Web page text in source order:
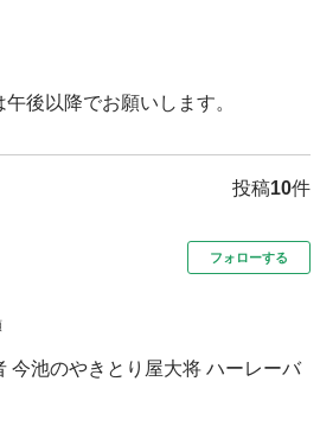
後以降でお願いします。
投稿10件
フォローする
今池のやきとり屋大将 ハーレーバ